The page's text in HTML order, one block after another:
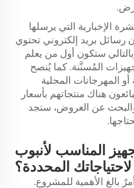
الإخبارية التي يرسلها
رسائل بريد إلكتروني تحتوي
ستكون أول من يعلم
المُسنَّنة. كما يُنصح
أو المهرجانات المحلية
هناك منتجاتهم بأسعار
والبحث عن العروض، ستجد
المناسب لأنبوب
المحددة؟
بالغ الأهمية للمشروع.